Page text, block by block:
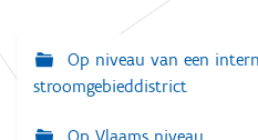
N
a
v
Op niveau van een
stroomgebieddistrict